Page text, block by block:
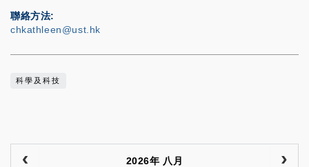
聯絡方法
chkathleen@ust.hk
科學及科技
2026年 八月